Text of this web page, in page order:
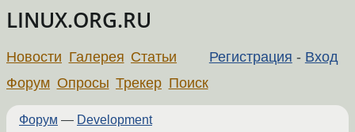
LINUX.ORG.RU
Регистрация - Вход
Новости Галерея Статьи
Форум Опросы Трекер Поиск
Форум — Development